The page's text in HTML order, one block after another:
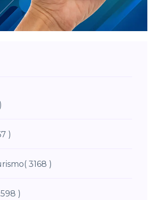
)
( 3168 )
)